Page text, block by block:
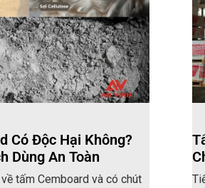
Có Độc Hại Không?
Dùng An Toàn
tấm Cemboard và có chút